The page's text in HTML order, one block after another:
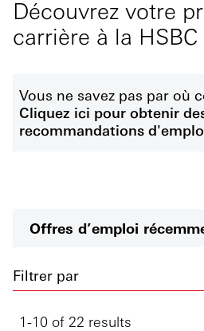
Découvrez votre
carrière à la HSBC
Vous ne savez pas par où
Cliquez ici pour obtenir
recommandations
Offres d’emploi
Filtrer par
1-10 of 22 results